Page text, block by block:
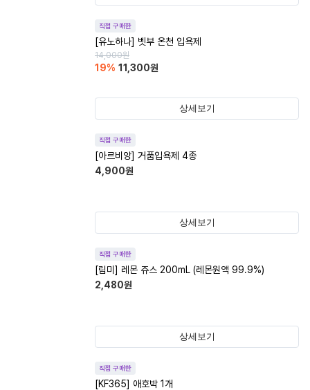
직접 구매한
[유노하나] 벳부 온천 입욕제
14,000원
19% 11,300원
상세보기
직접 구매한
[아르비앙] 거품입욕제 4종
4,900원
상세보기
직접 구매한
[림미] 레몬 쥬스 200mL (레몬원액 99.9%)
2,480원
상세보기
직접 구매한
[KF365] 애호박 1개